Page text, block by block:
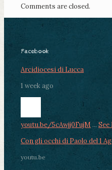
Comments are closed.
Facebook
Arcidiocesi di Lucca
1 week ago
youtu.be/5cAwjj0FujM ...
Con gli occhi di Paolo del 1
youtu.be